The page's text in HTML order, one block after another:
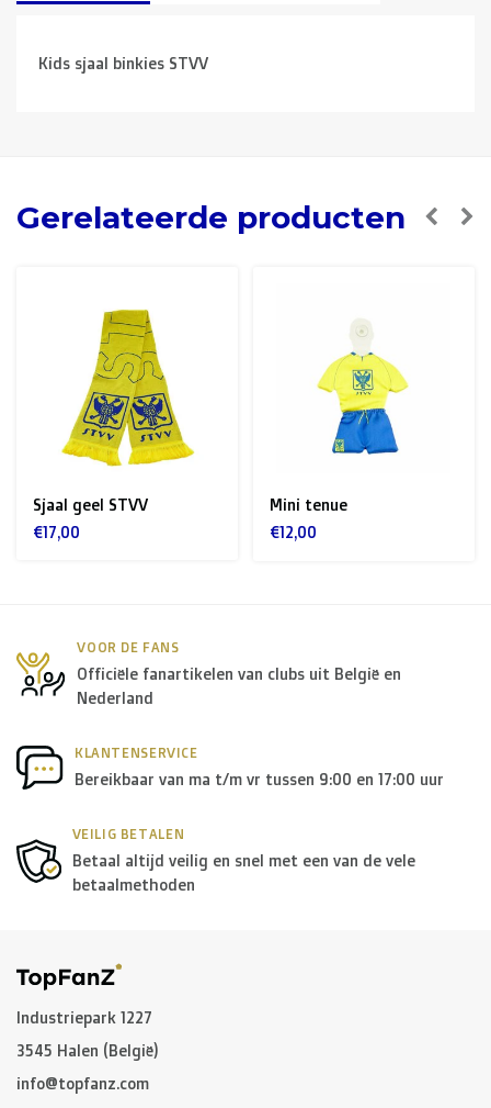
Kids sjaal binkies STVV
Gerelateerde producten
Sjaal geel STVV
€17,00
Mini tenue
€12,00
VOOR DE FANS
Officiële fanartikelen van clubs uit België en
Nederland
KLANTENSERVICE
Bereikbaar van ma t/m vr tussen 9:00 en 17:00 uur
VEILIG BETALEN
Betaal altijd veilig en snel met een van de vele
betaalmethoden
Industriepark 1227
3545 Halen (België)
info@topfanz.com